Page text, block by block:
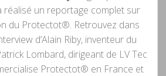
réalisé un reportage complet sur
du Protectot®. Retrouvez dans
d’Alain Riby, inventeur du
Lombard, dirigeant de LV Tec
Protectot® en France et